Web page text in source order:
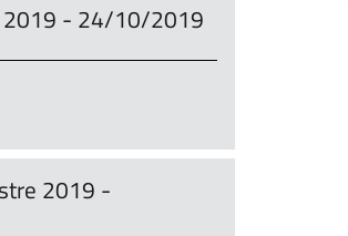
2019 - 24/10/2019
2019 -